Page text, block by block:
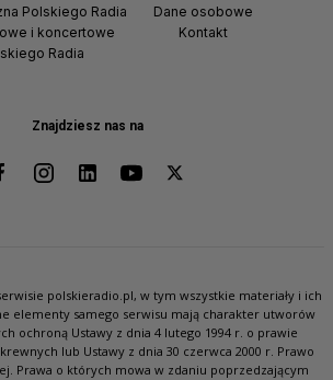
Znajdziesz nas na
Polskiego Radia
i koncertowe
Radia
Dane osobowe
Kontakt
polskieradio.pl, w tym wszystkie materiały i ich
elementy samego serwisu mają charakter utworów
ochroną Ustawy z dnia 4 lutego 1994 r. o prawie
lub Ustawy z dnia 30 czerwca 2000 r. Prawo
Prawa o których mowa w zdaniu poprzedzającym